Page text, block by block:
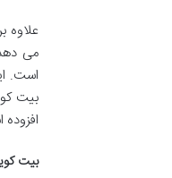
علاوه
می
است.
بیت
بیت